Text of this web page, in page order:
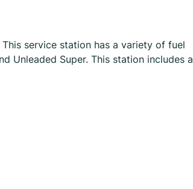
service station has a variety of fuel
Unleaded Super. This station includes a